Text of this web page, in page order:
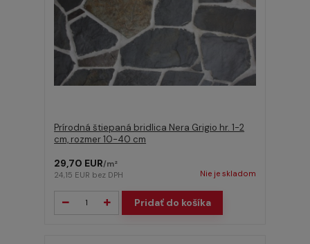
Prírodná štiepaná bridlica Nera Grigio hr. 1-2
cm, rozmer 10-40 cm
29,70 EUR/m²
24,15 EUR bez DPH Nie je skladom
Pridať do košíka